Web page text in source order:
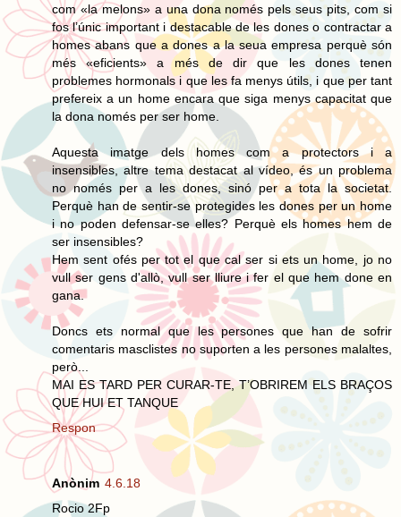
com «la melons» a una dona només pels seus pits, com si
fos l’únic important i destacable de les dones o contractar a
homes abans que a dones a la seua empresa perquè són
més «eficients» a més de dir que les dones tenen
problemes hormonals i que les fa menys útils, i que per tant
prefereix a un home encara que siga menys capacitat que
la dona només per ser home.
Aquesta imatge dels homes com a protectors i a
insensibles, altre tema destacat al vídeo, és un problema
no només per a les dones, sinó per a tota la societat.
Perquè han de sentir-se protegides les dones per un home
i no poden defensar-se elles? Perquè els homes hem de
ser insensibles?
Hem sent ofés per tot el que cal ser si ets un home, jo no
vull ser gens d'allò, vull ser lliure i fer el que hem done en
gana.
Doncs ets normal que les persones que han de sofrir
comentaris masclistes no suporten a les persones malaltes,
però...
MAI ES TARD PER CURAR-TE, T’OBRIREM ELS BRAÇOS
QUE HUI ET TANQUE
Respon
Anònim 4.6.18
Rocio 2Fp